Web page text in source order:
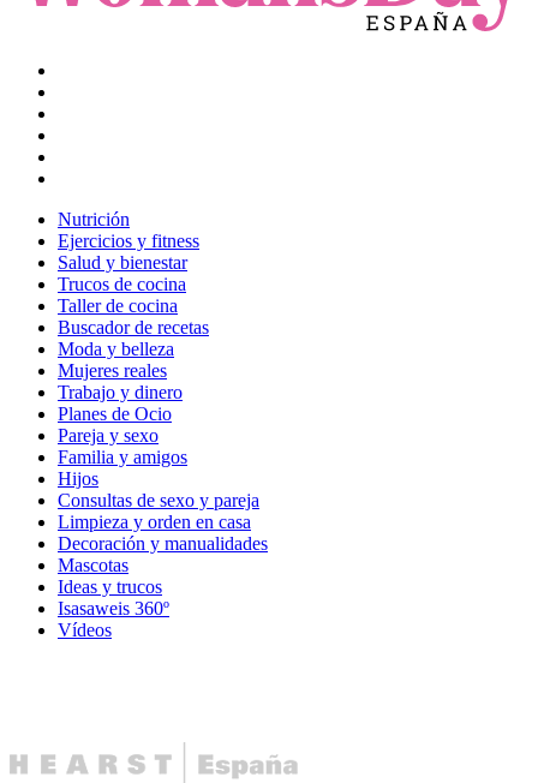
Nutrición
Ejercicios y fitness
Salud y bienestar
Trucos de cocina
Taller de cocina
Buscador de recetas
Moda y belleza
Mujeres reales
Trabajo y dinero
Planes de Ocio
Pareja y sexo
Familia y amigos
Hijos
Consultas de sexo y pareja
Limpieza y orden en casa
Decoración y manualidades
Mascotas
Ideas y trucos
Isasaweis 360º
Vídeos